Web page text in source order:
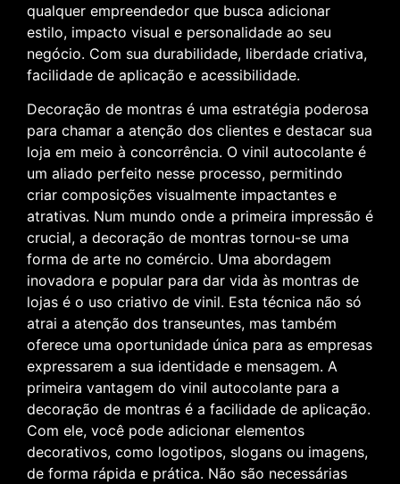
qualquer empreendedor que busca adicionar
estilo, impacto visual e personalidade ao seu
negócio. Com sua durabilidade, liberdade criativa,
facilidade de aplicação e acessibilidade.
Decoração de montras é uma estratégia poderosa
para chamar a atenção dos clientes e destacar sua
loja em meio à concorrência. O vinil autocolante é
um aliado perfeito nesse processo, permitindo
criar composições visualmente impactantes e
atrativas. Num mundo onde a primeira impressão é
crucial, a decoração de montras tornou-se uma
forma de arte no comércio. Uma abordagem
inovadora e popular para dar vida às montras de
lojas é o uso criativo de vinil. Esta técnica não só
atrai a atenção dos transeuntes, mas também
oferece uma oportunidade única para as empresas
expressarem a sua identidade e mensagem. A
primeira vantagem do vinil autocolante para a
decoração de montras é a facilidade de aplicação.
Com ele, você pode adicionar elementos
decorativos, como logotipos, slogans ou imagens,
de forma rápida e prática. Não são necessárias